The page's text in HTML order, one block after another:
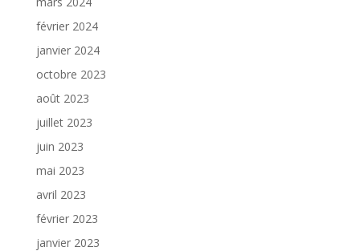
février 2024
janvier 2024
octobre 2023
août 2023
juillet 2023
juin 2023
mai 2023
avril 2023
février 2023
janvier 2023